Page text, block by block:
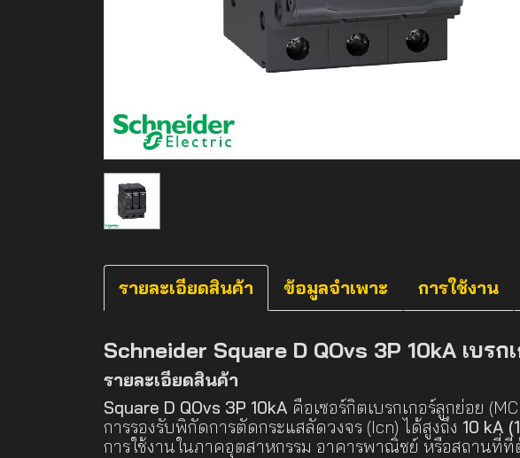
รายละเอียดสินค้า ข้อมูลจำเพาะ การใช้งาน
Schneider Square D QOvs 3P 10kA เบร
รายละเอียดสินค้า
Square D QOvs 3P 10kA คือเซอร์กิตเบรกเกอร์ลูกย่อย
การรองรับพิกัดการตัดกระแสลัดวงจร (Icn) ได้สูงถึง 10 kA
การใช้งานในภาคอุตสาหกรรม อาคารพาณิชย์ หรือสถานที่